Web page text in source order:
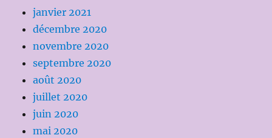
janvier 2021
décembre 2020
novembre 2020
septembre 2020
août 2020
juillet 2020
juin 2020
mai 2020